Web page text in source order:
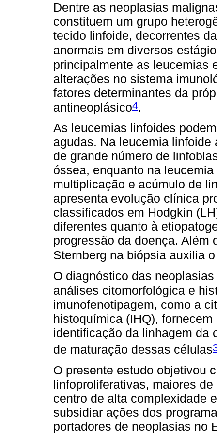
Dentre as neoplasias
constituem um grupo
tecido linfoide, decorrentes
anormais em diversos
principalmente as leucemias
alterações no sistema
fatores determinantes da
antineoplásico4.
As leucemias linfoides
agudas. Na leucemia
de grande número de
óssea, enquanto na
multiplicação e acúmulo de
apresenta evolução clínica
classificados em Hodgkin
diferentes quanto à
progressão da doença. Além
Sternberg na biópsia auxilia
O diagnóstico das
análises citomorfológica e
imunofenotipagem, como a
histoquímica (IHQ),
identificação da linhagem da
de maturação dessas células
O presente estudo objetivou
linfoproliferativas, maiores
centro de alta complexidade
subsidiar ações dos
portadores de neoplasias no